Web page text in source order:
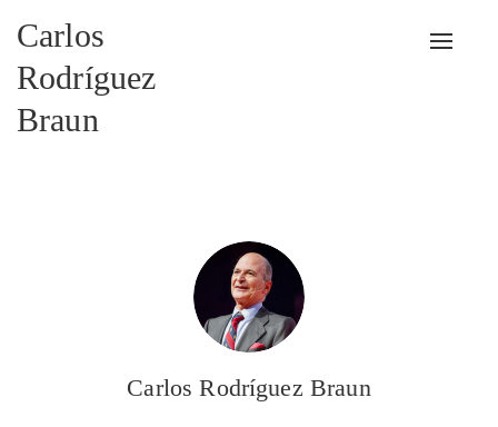
Carlos
Rodríguez
Braun
Carlos Rodríguez Braun